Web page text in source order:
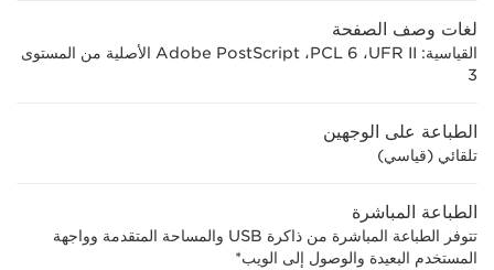
لغات وصف الصفحة
القياسية: UFR II، ‏PCL 6،‏ Adobe PostScript الأصلية من المستوى
3
الطباعة على الوجهين
تلقائي (قياسي)
الطباعة المباشرة
تتوفر الطباعة المباشرة من ذاكرة USB والمساحة المتقدمة وواجهة
المستخدم البعيدة والوصول إلى الويب*